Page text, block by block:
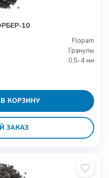
10
Flopam
Гранулы
0,5-4 мм
КОРЗИНУ
ЗАКАЗ